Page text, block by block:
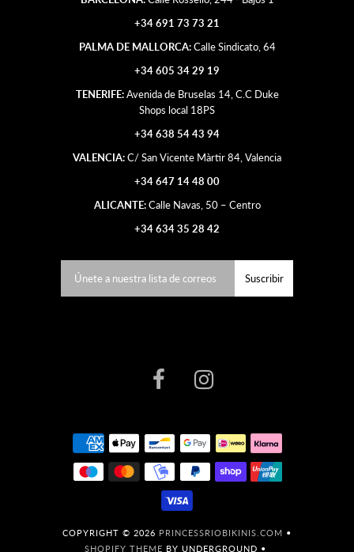
+34 691 73 73 21
PALMA DE MALLORCA:Calle Sindicato, 64
+34 605 34 29 19
TENERIFE:Avenida de Bruselas 14, C.C Duke
Shops local 18PS
+34 638 54 43 94
VALENCIA:C/ San Vicente Màrtir 84, Valencia
+34 647 14 48 00
ALICANTE:Calle Navas, 50 – Centro
+34 634 35 28 42
COPYRIGHT © 2026 PRINCESSRIOBIKINIS.COM •
SHOPIFY THEME BY UNDERGROUND •